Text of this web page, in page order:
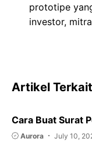
prototipe
investor,
Artikel Terkait
Cara Buat Surat
Aurora July 10,